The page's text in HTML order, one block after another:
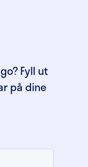
Fyll ut
på dine